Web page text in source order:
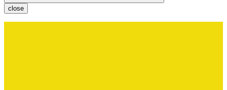
close